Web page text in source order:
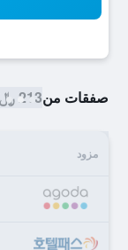
صفقات من213 ﷼
مزود